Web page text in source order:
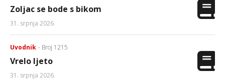
Zoljac se bode s bikom
31. srpnja 2026.
Uvodnik - Broj 1215
Vrelo ljeto
31. srpnja 2026.